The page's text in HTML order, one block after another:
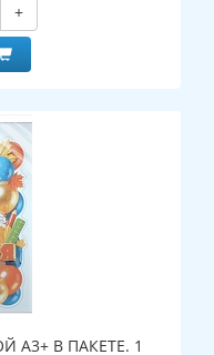
+
А3+ В ПАКЕТЕ. 1